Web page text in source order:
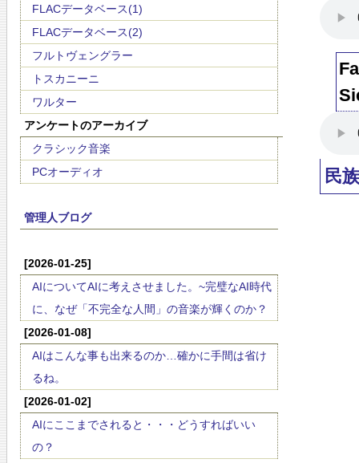
FLACデータベース(1)
FLACデータベース(2)
フルトヴェングラー
トスカニーニ
ワルター
アンケートのアーカイブ
クラシック音楽
PCオーディオ
管理人ブログ
[2026-01-25]
AIについてAIに考えさせました。~完璧なAI時代
に、なぜ「不完全な人間」の音楽が輝くのか？
[2026-01-08]
AIはこんな事も出来るのか…確かに手間は省け
るね。
[2026-01-02]
AIにここまでされると・・・どうすればいい
の？
民